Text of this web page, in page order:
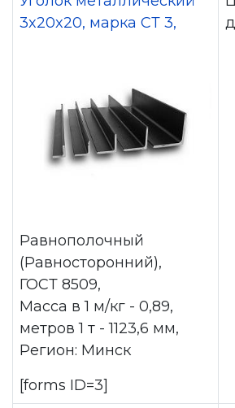
3x20x20, марка СТ 3,
Равнополочный
(Равносторонний),
ГОСТ 8509,
Масса в 1 м/кг - 0,89,
метров 1 т - 1123,6 мм,
Регион: Минск
[forms ID=3]